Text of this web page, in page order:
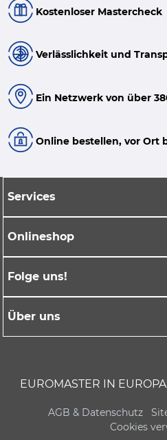
Kostenloser Mastercheck
Verlässlichkeit und
Ein Netzwerk von über
Online bestellen, vor Ort
Services
Onlineshop
Folge uns!
Über uns
EUROMASTER IN
AGB & Datenschutz
Cookies